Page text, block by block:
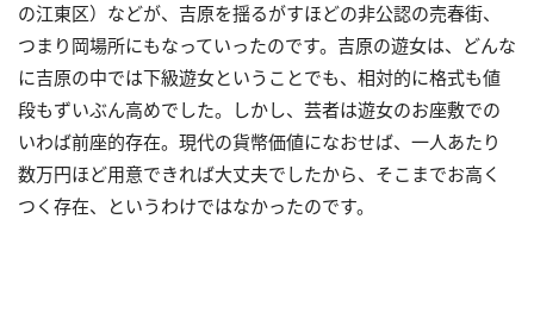
の江東区）などが、吉原を揺るがすほどの非公認の売春街、
つまり岡場所にもなっていったのです。吉原の遊女は、どんな
に吉原の中では下級遊女ということでも、相対的に格式も値
段もずいぶん高めでした。しかし、芸者は遊女のお座敷での
いわば前座的存在。現代の貨幣価値になおせば、一人あたり
数万円ほど用意できれば大丈夫でしたから、そこまでお高く
つく存在、というわけではなかったのです。